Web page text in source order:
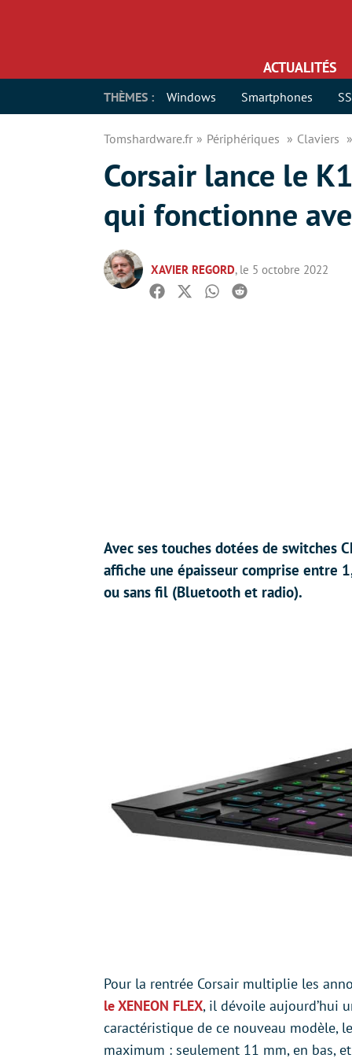
ACTUALITÉS
THÈMES : Windows Smartphones
Tomshardware.fr Périphériques Claviers
Corsair lance le
qui fonctionne
XAVIER REGORD, le 5 octobre 2022
Facebook
TwitterWhatsapp
Reddit
Avec ses touches dotées de switches
affiche une épaisseur comprise entre
ou sans fil (Bluetooth et radio).
Pour la rentrée Corsair multiplie les
le XENEON FLEX, il dévoile aujourd’hui
caractéristique de ce nouveau modèle,
maximum : seulement 11 mm, en bas,